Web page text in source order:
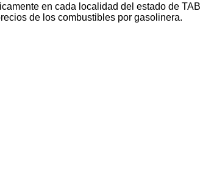
en cada localidad del estado de
de los combustibles por gasolinera.